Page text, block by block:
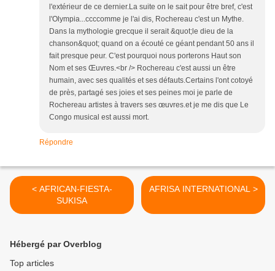
l'extérieur de ce dernier.La suite on le sait pour être bref, c'est
l'Olympia...ccccomme je l'ai dis, Rochereau c'est un Mythe.
Dans la mythologie grecque il serait &quot;le dieu de la
chanson&quot; quand on a écouté ce géant pendant 50 ans il
fait presque peur. C'est pourquoi nous porterons Haut son
Nom et ses Œuvres.<br /> Rochereau c'est aussi un être
humain, avec ses qualités et ses défauts.Certains l'ont cotoyé
de près, partagé ses joies et ses peines moi je parle de
Rochereau artistes à travers ses œuvres.et je me dis que Le
Congo musical est aussi mort.
Répondre
< AFRICAN-FIESTA-
SUKISA
AFRISA INTERNATIONAL >
Hébergé par Overblog
Top articles